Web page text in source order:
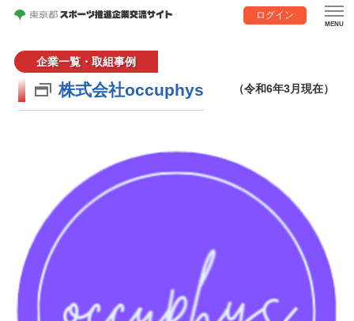
ログイン
企業一覧・取組事例
株式会社occuphys （令和6年3月現在）